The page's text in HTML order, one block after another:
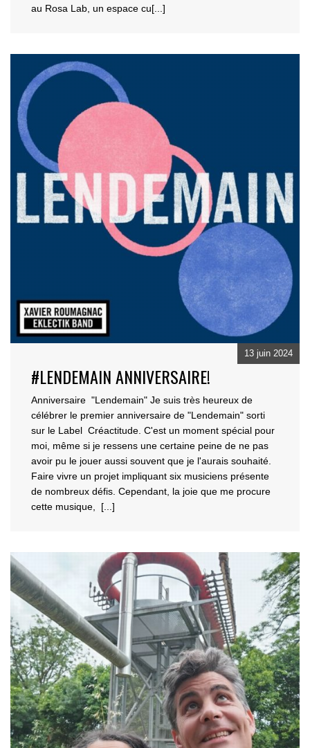
au Rosa Lab, un espace cu[...]
#LENDEMAIN ANNIVERSAIRE!
13 juin 2024
Anniversaire "Lendemain" Je suis très heureux de
célébrer le premier anniversaire de "Lendemain" sorti
sur le Label Créactitude. C'est un moment spécial pour
moi, même si je ressens une certaine peine de ne pas
avoir pu le jouer aussi souvent que je l'aurais souhaité.
Faire vivre un projet impliquant six musiciens présente
de nombreux défis. Cependant, la joie que me procure
cette musique, [...]